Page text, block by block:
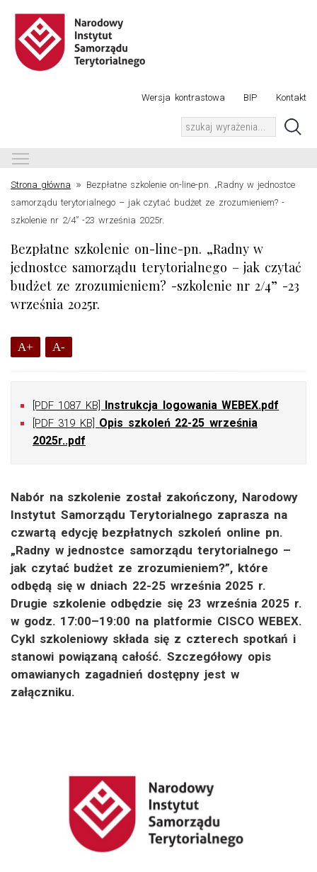
Wersja kontrastowa BIP Kontakt
Strona główna » Bezpłatne szkolenie on-line-pn. „Radny w jednostce
samorządu terytorialnego – jak czytać budżet ze zrozumieniem? -
szkolenie nr 2/4” -23 września 2025r.
Bezpłatne szkolenie on-line-pn. „Radny w
jednostce samorządu terytorialnego – jak czytać
budżet ze zrozumieniem? -szkolenie nr 2/4” -23
września 2025r.
A+ A-
[PDF 1087 KB] Instrukcja logowania WEBEX.pdf
[PDF 319 KB] Opis szkoleń 22-25 września
2025r..pdf
Nabór na szkolenie został zakończony, Narodowy
Instytut Samorządu Terytorialnego zaprasza na
czwartą edycję bezpłatnych szkoleń online pn.
„Radny w jednostce samorządu terytorialnego –
jak czytać budżet ze zrozumieniem?”, które
odbędą się w dniach 22-25 września 2025 r.
Drugie szkolenie odbędzie się 23 września 2025 r.
w godz. 17:00–19:00 na platformie CISCO WEBEX.
Cykl szkoleniowy składa się z czterech spotkań i
stanowi powiązaną całość. Szczegółowy opis
omawianych zagadnień dostępny jest w
załączniku.